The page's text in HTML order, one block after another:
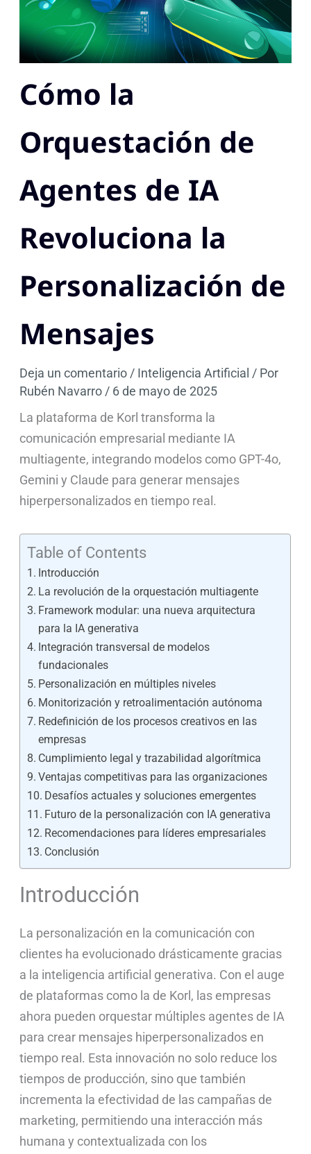
Cómo la
Orquestación de
Agentes de IA
Revoluciona la
Personalización de
Mensajes
Deja un comentario/ Inteligencia Artificial / Por
Rubén Navarro/ 6 de mayo de 2025
La plataforma de Korl transforma la
comunicación empresarial mediante IA
multiagente, integrando modelos como GPT-4o,
Gemini y Claude para generar mensajes
hiperpersonalizados en tiempo real.
Table of Contents
Introducción
La revolución de la orquestación multiagente
Framework modular: una nueva arquitectura
para la IA generativa
Integración transversal de modelos
fundacionales
Personalización en múltiples niveles
Monitorización y retroalimentación autónoma
Redefinición de los procesos creativos en las
empresas
Cumplimiento legal y trazabilidad algorítmica
Ventajas competitivas para las organizaciones
Desafíos actuales y soluciones emergentes
Futuro de la personalización con IA generativa
Recomendaciones para líderes empresariales
Conclusión
Introducción
La personalización en la comunicación con
clientes ha evolucionado drásticamente gracias
a la inteligencia artificial generativa. Con el auge
de plataformas como la de Korl, las empresas
ahora pueden orquestar múltiples agentes de IA
para crear mensajes hiperpersonalizados en
tiempo real. Esta innovación no solo reduce los
tiempos de producción, sino que también
incrementa la efectividad de las campañas de
marketing, permitiendo una interacción más
humana y contextualizada con los